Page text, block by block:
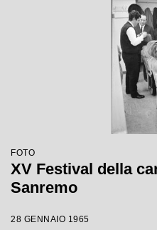
FOTO
XV Festival della
Sanremo
28 GENNAIO 1965